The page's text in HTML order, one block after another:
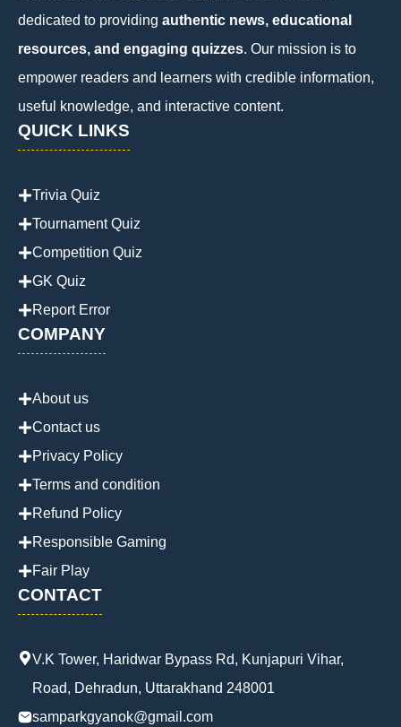
dedicated to providing authentic news, educational
resources, and engaging quizzes. Our mission is to
empower readers and learners with credible information,
useful knowledge, and interactive content.
QUICK LINKS
Trivia Quiz
Tournament Quiz
Competition Quiz
GK Quiz
Report Error
COMPANY
About us
Contact us
Privacy Policy
Terms and condition
Refund Policy
Responsible Gaming
Fair Play
CONTACT
V.K Tower, Haridwar Bypass Rd, Kunjapuri Vihar,
Road, Dehradun, Uttarakhand 248001
samparkgyanok@gmail.com